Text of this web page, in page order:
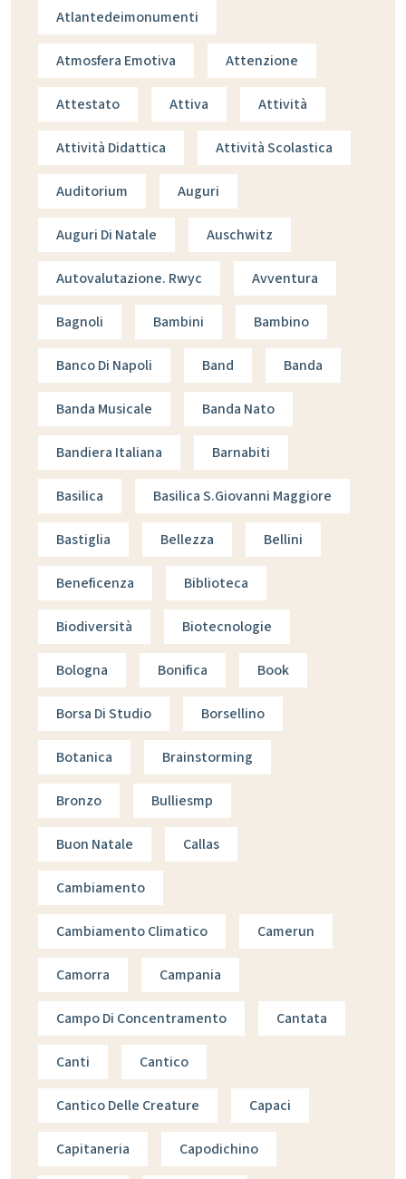
Atlantedeimonumenti
Atmosfera Emotiva Attenzione
Attestato Attiva Attività
Attività Didattica Attività Scolastica
Auditorium Auguri
Auguri Di Natale Auschwitz
Autovalutazione. Rwyc Avventura
Bagnoli Bambini Bambino
Banco Di Napoli Band Banda
Banda Musicale Banda Nato
Bandiera Italiana Barnabiti
Basilica Basilica S.giovanni Maggiore
Bastiglia Bellezza Bellini
Beneficenza Biblioteca
Biodiversità Biotecnologie
Bologna Bonifica Book
Borsa Di Studio Borsellino
Botanica Brainstorming
Bronzo Bulliesmp
Buon Natale Callas
Cambiamento
Cambiamento Climatico Camerun
Camorra Campania
Campo Di Concentramento Cantata
Canti Cantico
Cantico Delle Creature Capaci
Capitaneria Capodichino